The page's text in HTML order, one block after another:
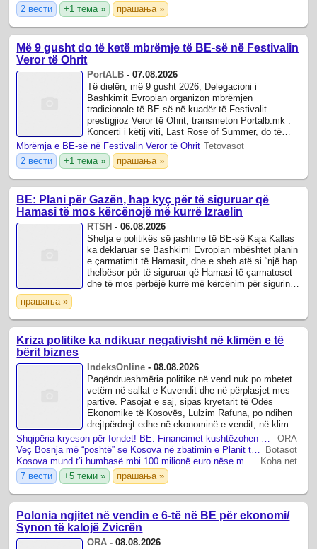
2 вести
+1 тема » прашања »
Më 9 gusht do të ketë mbrëmje të BE-së në Festivalin
Veror të Ohrit
PortALB -07.08.2026
Të dielën, më 9 gusht 2026, Delegacioni i
Bashkimit Evropian organizon mbrëmjen
tradicionale të BE-së në kuadër të Festivalit
prestigjioz Veror të Ohrit, transmeton Portalb.mk .
Koncerti i këtij viti, Last Rose of Summer, do të
sjellë në skenë tre muzikantë të vlerësuar ...
Mbrëmja e BE-së në Festivalin Veror të Ohrit Tetovasot
2 вести
+1 тема » прашања »
BE: Plani për Gazën, hap kyç për të siguruar që
Hamasi të mos kërcënojë më kurrë Izraelin
RTSH -06.08.2026
Shefja e politikës së jashtme të BE-së Kaja Kallas
ka deklaruar se Bashkimi Evropian mbështet planin
e çarmatimit të Hamasit, dhe e sheh atë si “një hap
thelbësor për të siguruar që Hamasi të çarmatoset
dhe të mos përbëjë kurrë më kërcënim për sigurinë
прашања »
Kriza politike ka ndikuar negativisht në klimën e të
bërit biznes
IndeksOnline -08.08.2026
Paqëndrueshmëria politike në vend nuk po mbetet
vetëm në sallat e Kuvendit dhe në përplasjet mes
partive. Pasojat e saj, sipas kryetarit të Odës
Ekonomike të Kosovës, Lulzim Rafuna, po ndihen
drejtpërdrejt edhe në ekonominë e vendit, në klimën
e investimeve dhe në mundësinë e ...
Shqipëria kryeson për fondet! BE: Financimet kushtëzohen me përmbushjen e reformave
ORA
​Veç Bosnja më “poshtë” se Kosova në zbatimin e Planit të Rritjes, rrezikohen fondet nëse reformat vonohen
Botasot
Kosova mund t’i humbasë mbi 100 milionë euro nëse mbetet me institucione jofunksionale
Koha.net
7 вести
+5 теми » прашања »
Polonia ngjitet në vendin e 6-të në BE për ekonomi/
Synon të kalojë Zvicrën
ORA -08.08.2026